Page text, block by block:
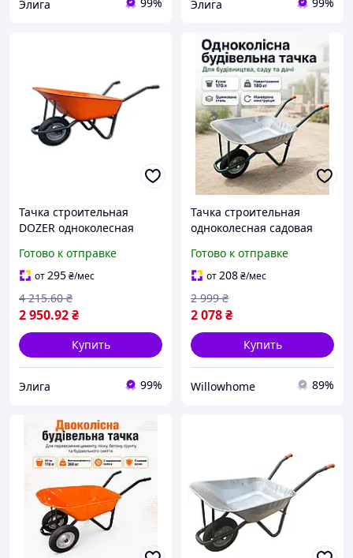
Элига Элига
Тачка строительная
DOZER одноколесная
стройки и хозяйства
Готово к отправке
от295₴/мес
2 950.92₴
4 215.60 ₴
Купить
Элига 99%
Тачка строительная
одноколесная садовая
оцинкованная
металлическая тележка
для перевозки грузов
ручная тачка
Готово к отправке
от208₴/мес
2 078₴
2 999 ₴
Купить
Willowhome 89%